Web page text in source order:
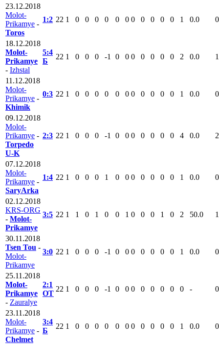
23.12.2018
Molot-
Prikamye -
Toros
1:2 22 1 0 0 0 0 0 0 0 0 0 0 0 1 0.0 0
18.12.2018
Molot-
Prikamye
- Izhstal
5:4
Б
22 1 0 0 0 -1 0 0 0 0 0 0 0 2 0.0 1
11.12.2018
Molot-
Prikamye -
Khimik
0:3 22 1 0 0 0 0 0 0 0 0 0 0 0 1 0.0 0
09.12.2018
Molot-
Prikamye -
Torpedo
U-K
2:3 22 1 0 0 0 -1 0 0 0 0 0 0 0 4 0.0 2
07.12.2018
Molot-
Prikamye -
SaryArka
1:4 22 1 0 0 0 1 0 0 0 0 0 0 0 1 0.0 0
02.12.2018
KRS-ORG
- Molot-
Prikamye
3:5 22 1 1 0 1 0 0 1 0 0 0 1 0 2 50.0 1
30.11.2018
Tsen Tou -
Molot-
Prikamye
3:0 22 1 0 0 0 -1 0 0 0 0 0 0 0 1 0.0 0
25.11.2018
Molot-
Prikamye
- Zauralye
2:1
ОТ
22 1 0 0 0 -1 0 0 0 0 0 0 0 0 - 0
23.11.2018
Molot-
Prikamye -
Chelmet
3:4
Б
22 1 0 0 0 0 0 0 0 0 0 0 0 1 0.0 0